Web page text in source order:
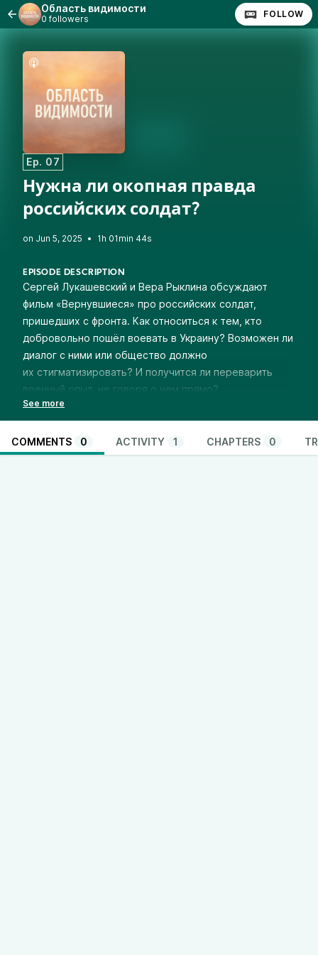
Область видимости
0 followers FOLLOW
Ep. 07
Нужна ли окопная правда
российских солдат?
• 1h 01min 44s
EPISODE DESCRIPTION
Сергей Лукашевский и Вера Рыклина обсуждают
фильм «Вернувшиеся» про российских солдат,
пришедших с фронта. Как относиться к тем, кто
добровольно пошёл воевать в Украину? Возможен ли
диалог с ними или общество должно
их стигматизировать? И получится ли переварить
военный опыт, не говоря о нем прямо?
COMMENTS 0 ACTIVITY 1 CHAPTERS 0